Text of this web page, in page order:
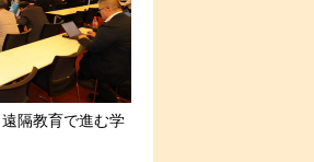
隔教育で進む学